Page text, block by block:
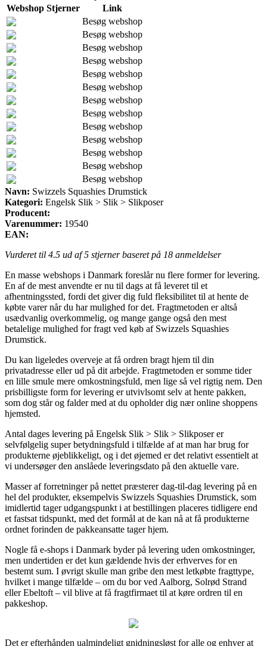
Webshop Stjerner
Link
Besøg webshop
Besøg webshop
Besøg webshop
Besøg webshop
Besøg webshop
Besøg webshop
Besøg webshop
Besøg webshop
Besøg webshop
Besøg webshop
Besøg webshop
Besøg webshop
Besøg webshop
Navn: Swizzels Squashies Drumstick
Kategori: Engelsk Slik > Slik > Slikposer
Producent:
Varenummer: 19540
EAN:
Vurderet til 4.5 ud af 5 stjerner baseret på 18 anmeldelser
En masse webshops i Danmark foreslår nu flere former for levering.
En af de mest anvendte er nu til dags at få leveret til et
afhentningssted, fordi det giver dig fuld fleksibilitet til at hente de
købte varer når du har mulighed for det. Fragtmetoden er altså
usædvanlig overkommelig, og mange gange også den mest
betalelige mulighed for fragt ved køb af Swizzels Squashies
Drumstick.
Du kan ligeledes overveje at få ordren bragt hjem til din
privatadresse eller ud på dit arbejde. Fragtmetoden er somme tider
en lille smule mere omkostningsfuld, men lige så vel rigtig nem. Den
prisbilligste form for levering er utvivlsomt selv at hente pakken,
som dog står og falder med at du opholder dig nær online shoppens
hjemsted.
Antal dages levering på Engelsk Slik > Slik > Slikposer er
selvfølgelig super betydningsfuld i tilfælde af at man har brug for
produkterne øjeblikkeligt, og i det øjemed er det relativt essentielt at
vi undersøger den anslåede leveringsdato på den aktuelle vare.
Masser af forretninger på nettet præsterer dag-til-dag levering på en
hel del produkter, eksempelvis Swizzels Squashies Drumstick, som
imidlertid tager udgangspunkt i at bestillingen placeres tidligere end
et fastsat tidspunkt, med det formål at de kan nå at få produkterne
ordnet forinden de pakkeansatte tager hjem.
Nogle få e-shops i Danmark byder på levering uden omkostninger,
men undertiden er det kun gældende hvis der erhverves for en
bestemt sum. I øvrigt skulle man gribe den mest letkøbte fragttype,
hvilket i mange tilfælde – om du bor ved Aalborg, Solrød Strand
eller Ebeltoft – vil blive at få fragtfirmaet til at køre ordren til en
pakkeshop.
Det er efterhånden ualmindeligt gnidningsløst for alle og enhver at